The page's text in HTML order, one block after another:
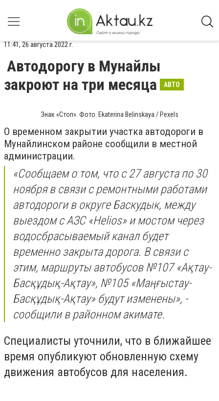
11:41, 26 августа 2022 г.
Автодорогу в Мунайлы
закроют на три месяца
АВТО
Знак «Стоп». Фото: Ekaterina Belinskaya / Pexels
О временном закрытии участка автодороги в
Мунайлинском районе сообщили в местной
администрации.
«Сообщаем о том, что с 27 августа по 30
ноября в связи с ремонтными работами
автодороги в округе Баскудык, между
выездом с АЗС «Helios» и мостом через
водосбрасываемый канал будет
временно закрыта дорога. В связи с
этим, маршруты автобусов №107 «Ақтау-
Басқұдық-Ақтау», №105 «Маңғыстау-
Басқұдық-Ақтау» будут изменены», -
сообщили в районном акимате.
Специалисты уточнили, что в ближайшее
время опубликуют обновленную схему
движения автобусов для населения.